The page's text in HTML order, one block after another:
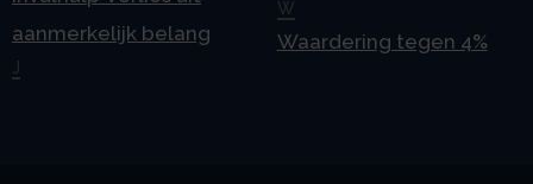
aanmerkelijk belang
J
W
Waardering tegen 4%